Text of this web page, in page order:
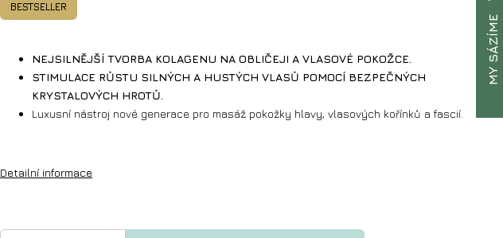
BESTSELLER
NEJSILNĚJŠÍ TVORBA KOLAGENU NA OBLIČEJI A VLASOVÉ POKOŽCE.
STIMULACE RŮSTU SILNÝCH A HUSTÝCH VLASŮ POMOCÍ BEZPEČNÝCH
KRYSTALOVÝCH HROTŮ.
Luxusní nástroj nové generace pro masáž pokožky hlavy, vlasových kořínků a fascií.
Detailní informace
MY SÁZÍME